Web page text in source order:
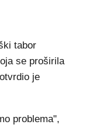
tabor
se proširila
je
problema",